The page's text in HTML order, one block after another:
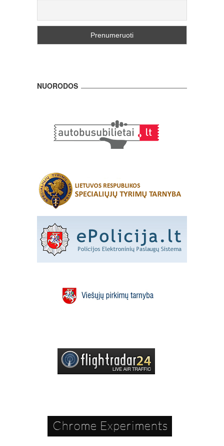
NUORODOS